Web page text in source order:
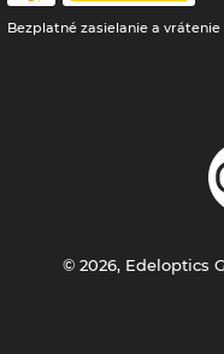
Bezplatné zasielanie a vrátenie
© 2026, Edeloptics